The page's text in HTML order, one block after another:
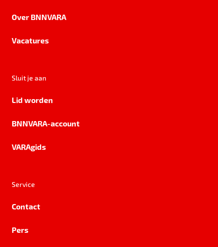
Over BNNVARA
Vacatures
Sluit je aan
Lid worden
BNNVARA-account
VARAgids
Service
Contact
Pers